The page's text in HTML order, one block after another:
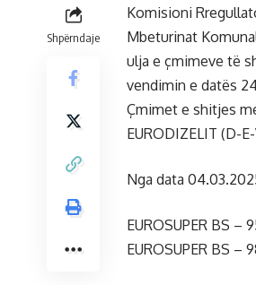
Shpërndaje
Komisioni
Mbeturinat
ulja e çmimeve të
vendimin e datës
Çmimet e shitjes
EURODIZELIT (D-
Nga data
EUROSUPER BS
EUROSUPER BS